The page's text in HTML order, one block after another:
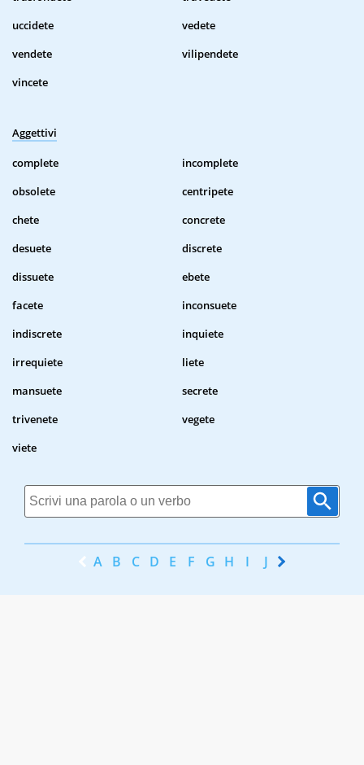
uccidete
vedete
vendete
vilipendete
vincete
Aggettivi
complete
incomplete
obsolete
centripete
chete
concrete
desuete
discrete
dissuete
ebete
facete
inconsuete
indiscrete
inquiete
irrequiete
liete
mansuete
secrete
trivenete
vegete
viete
A B C D E F G H I J K